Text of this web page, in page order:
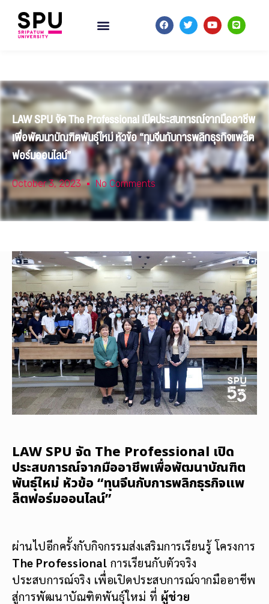
LAW SPU จัด The Professional เปิดประสบการณ์จากมืออาชีพ
เพื่อพัฒนาบัณฑิตพันธุ์ใหม่ หัวข้อ “ทุนจีนกับการพลิกธุรกิจแพล็ต
ฟอร์มออนไลน์”
October 3, 2023 No Comments
LAW SPU จัด The Professional เปิด
ประสบการณ์จากมืออาชีพเพื่อพัฒนาบัณฑิต
พันธุ์ใหม่ หัวข้อ “ทุนจีนกับการพลิกธุรกิจแพ
ล็ตฟอร์มออนไลน์”
ผ่านไปอีกครั้งกับกิจกรรมส่งเสริมการเรียนรู้ โครงการ
The Professional การเรียนกับตัวจริง
ประสบการณ์จริง เพื่อเปิดประสบการณ์จากมืออาชีพ
สู่การพัฒนาบัณฑิตพันธุ์ใหม่ ที่ ผู้ช่วย